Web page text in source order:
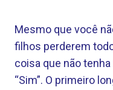
Mesmo que você
filhos perderem
coisa que não
“Sim”. O primeiro